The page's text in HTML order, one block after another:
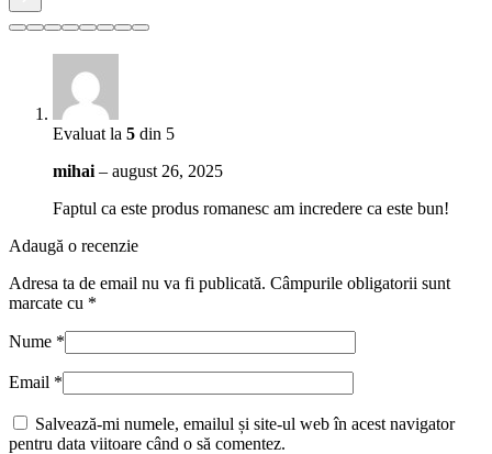
Evaluat la 5 din 5
mihai – august 26, 2025
Faptul ca este produs romanesc am incredere ca este bun!
Adaugă o recenzie
Adresa ta de email nu va fi publicată. Câmpurile obligatorii sunt
marcate cu *
Nume *
Email *
Salvează-mi numele, emailul și site-ul web în acest navigator
pentru data viitoare când o să comentez.